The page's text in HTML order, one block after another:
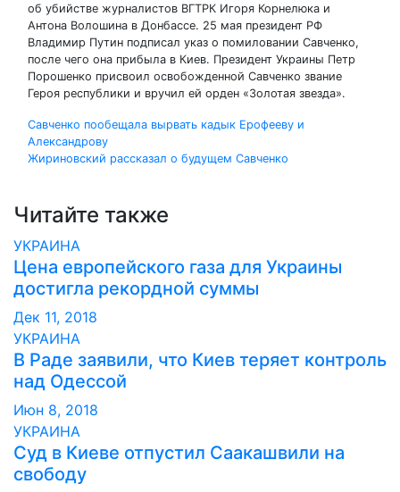
об убийстве журналистов ВГТРК Игоря Корнелюка и
Антона Волошина в Донбассе. 25 мая президент РФ
Владимир Путин подписал указ о помиловании Савченко,
после чего она прибыла в Киев. Президент Украины Петр
Порошенко присвоил освобожденной Савченко звание
Героя республики и вручил ей орден «Золотая звезда».
Навигация
по
записям
Савченко пообещала вырвать кадык Ерофееву и
Александрову
Жириновский рассказал о будущем Савченко
Читайте также
УКРАИНА
Цена европейского газа для Украины
достигла рекордной суммы
Дек 11, 2018
УКРАИНА
В Раде заявили, что Киев теряет контроль
над Одессой
Июн 8, 2018
УКРАИНА
Суд в Киеве отпустил Саакашвили на
свободу